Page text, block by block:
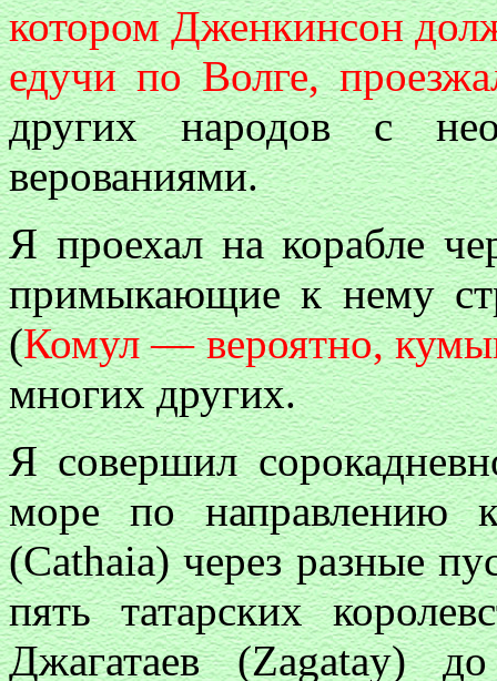
котором Дженкинсон
едучи по Волге,
других народов с
верованиями.
Я проехал на корабле
примыкающие к нему
(Комул — вероятно,
многих других.
Я совершил
море по направлению
(Cathaia) через разные
пять татарских
Джагатаев (Zagatay)